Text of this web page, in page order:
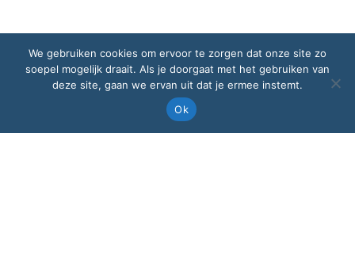
We gebruiken cookies om ervoor te zorgen dat onze site zo
soepel mogelijk draait. Als je doorgaat met het gebruiken van
deze site, gaan we ervan uit dat je ermee instemt.
Ok